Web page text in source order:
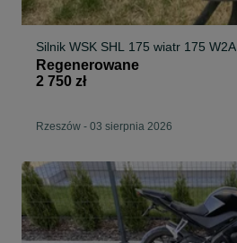
Silnik WSK SHL 175 wiatr 175 W2A
Regenerowane
2 750 zł
Rzeszów - 03 sierpnia 2026